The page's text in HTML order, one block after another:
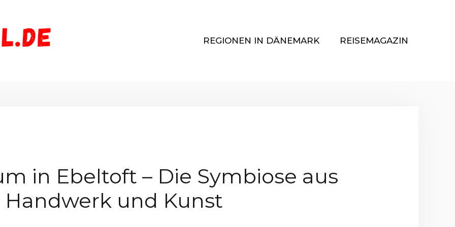
REGIONEN IN DÄNEMARK REISEMAGAZIN
in Ebeltoft – Die Symbiose aus
Handwerk und Kunst